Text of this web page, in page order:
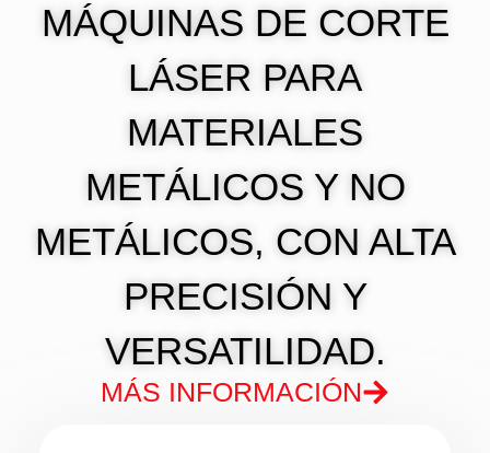
MÁQUINAS DE CORTE
LÁSER PARA
MATERIALES
METÁLICOS Y NO
METÁLICOS, CON ALTA
PRECISIÓN Y
VERSATILIDAD.
MÁS INFORMACIÓN